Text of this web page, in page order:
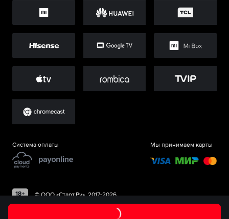
Система оплаты Мы принимаем карты
©ООО «Старт.Ру», 2017-2026